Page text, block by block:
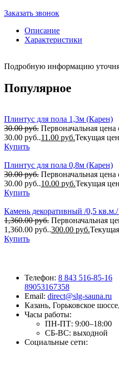
Заказать звонок
Описание
Характеристики
Подробную информацию
Популярное
Плинтус для пола 1,3м (Карен)
30.00руб. Первоначальная цена
30.00 руб..11.00 руб.Текущая
Купить
Плинтус для пола 0,8м (Карен)
30.00руб. Первоначальная цена
30.00 руб..10.00 руб.Текущая
Купить
Камень декоративный /0,5
1,360.00руб. Первоначальная
1,360.00 руб..300.00 руб.
Купить
Телефон: 8 843 516-85-16
89053167358
Email: direct@slg-sauna.ru
Казань, Горьковское
Часы работы:
ПН-ПТ: 9:00–18:00
СБ-ВС: выходной
Социальные сети: